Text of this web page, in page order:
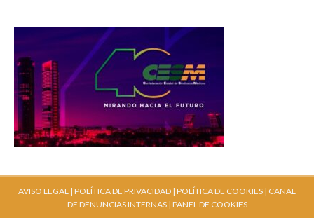
AVISO LEGAL | POLÍTICA DE PRIVACIDAD | POLÍTICA DE COOKIES | CANAL
DE DENUNCIAS INTERNAS| PANEL DE COOKIES